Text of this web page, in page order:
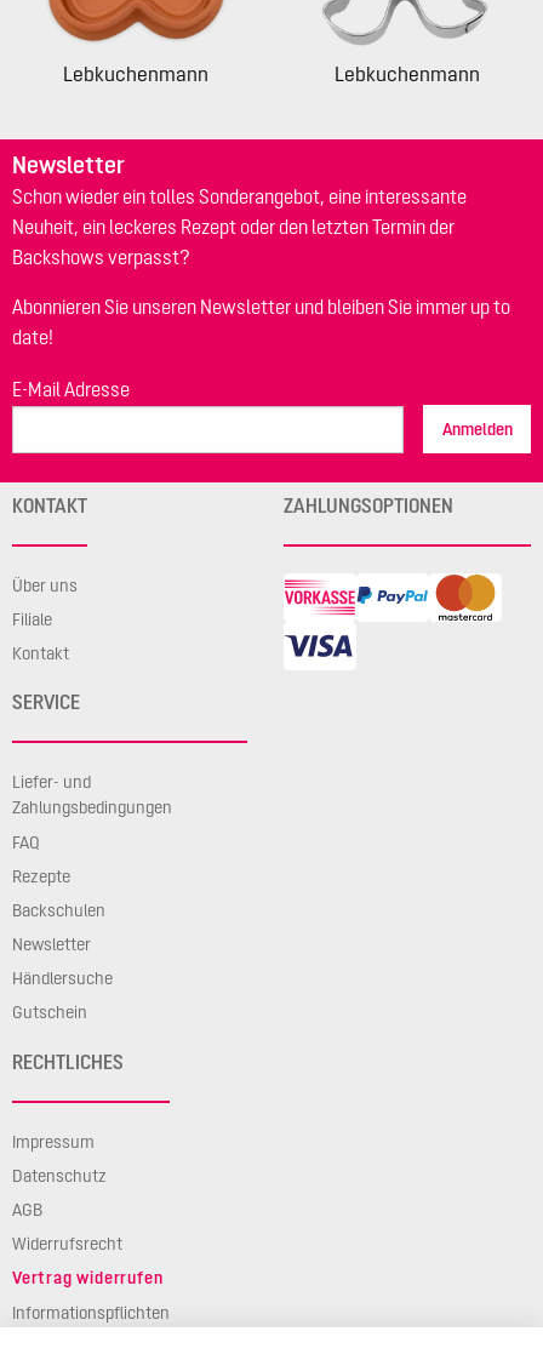
Lebkuchenmann Lebkuchenmann
Newsletter
Schon wieder ein tolles Sonderangebot, eine interessante
Neuheit, ein leckeres Rezept oder den letzten Termin der
Backshows verpasst?
Abonnieren Sie unseren Newsletter und bleiben Sie immer up to
date!
E-Mail Adresse
Anmelden
KONTAKT
Über uns
Filiale
Kontakt
SERVICE
Liefer- und
Zahlungsbedingungen
FAQ
Rezepte
Backschulen
Newsletter
Händlersuche
Gutschein
RECHTLICHES
Impressum
Datenschutz
AGB
Widerrufsrecht
Vertrag widerrufen
Informationspflichten
ZAHLUNGSOPTIONEN